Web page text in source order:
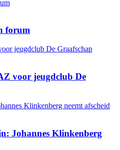
forum
voor jeugdclub De
Johannes Klinkenberg